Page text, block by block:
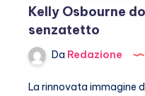
Kelly Osbourne
senzatetto
Da Redazione
La rinnovata immagine